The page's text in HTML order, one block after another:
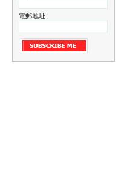
電郵地址: